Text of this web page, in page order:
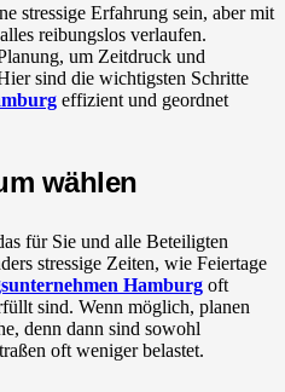
stressige Erfahrung sein, aber mit
reibungslos verlaufen.
um Zeitdruck und
sind die wichtigsten Schritte
effizient und geordnet
wählen
für Sie und alle Beteiligten
stressige Zeiten, wie Feiertage
Hamburg oft
sind. Wenn möglich, planen
denn dann sind sowohl
oft weniger belastet.